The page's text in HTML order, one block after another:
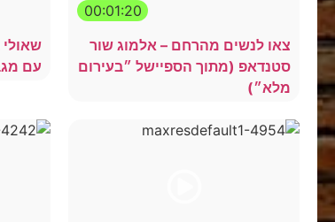
00:01:20
צאו לנשים מהרחם – אלמוג שור
סטנדאפ (מתוך הספיישל ״בעירום
מלא״)
עם